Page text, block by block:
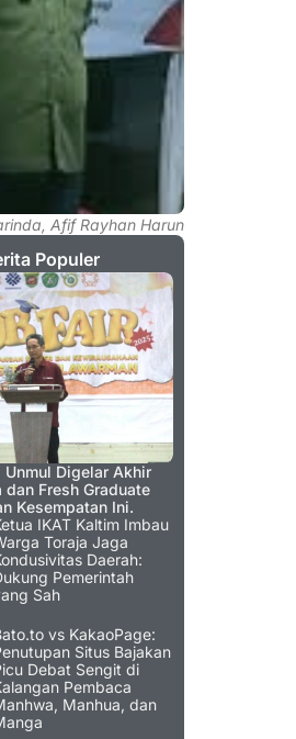
Afif Rayhan Harun
Populer
Unmul Digelar Akhir
Fresh Graduate
Kesempatan Ini.
IKAT Kaltim Imbau
Toraja Jaga
Daerah:
Pemerintah
Sah
vs KakaoPage:
Situs Bajakan
Debat Sengit di
Pembaca
Manhua, dan